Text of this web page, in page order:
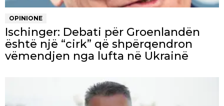
OPINIONE
Ischinger: Debati për Groenlandën
është një “cirk” që shpërqendron
vëmendjen nga lufta në Ukrainë